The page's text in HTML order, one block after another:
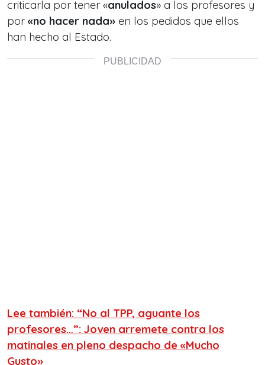
criticarla por tener «anulados» a los profesores y
por «no hacer nada» en los pedidos que ellos
han hecho al Estado.
Lee también: “No al TPP, aguante los
profesores…”: Joven arremete contra los
matinales en pleno despacho de «Mucho
Gusto»